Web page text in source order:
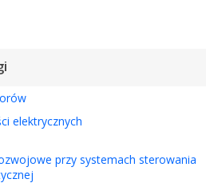
elektrycznych
przy systemach sterowania